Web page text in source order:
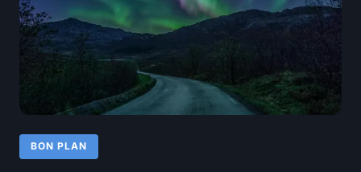
BON PLAN